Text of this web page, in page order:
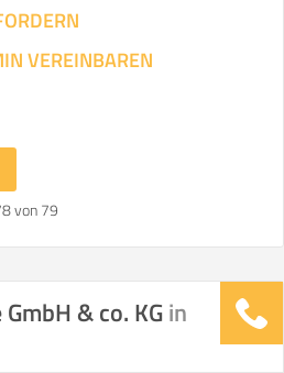
VEREINBAREN
von 79
& co. KGin